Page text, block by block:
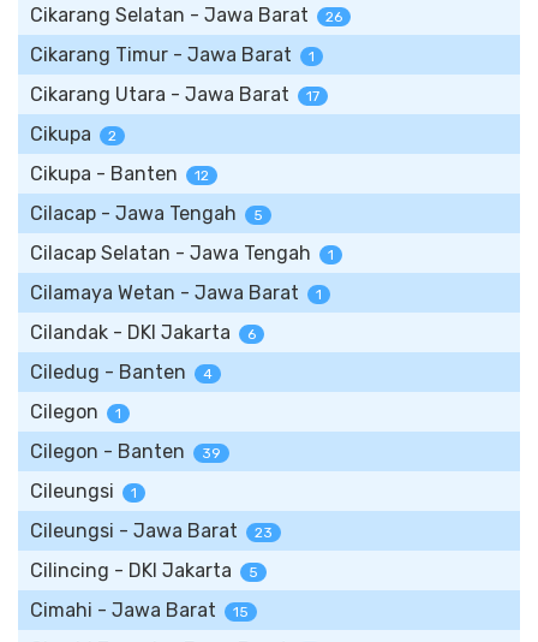
Cikarang Selatan - Jawa Barat 26
Cikarang Timur - Jawa Barat 1
Cikarang Utara - Jawa Barat 17
Cikupa 2
Cikupa - Banten 12
Cilacap - Jawa Tengah 5
Cilacap Selatan - Jawa Tengah 1
Cilamaya Wetan - Jawa Barat 1
Cilandak - DKI Jakarta 6
Ciledug - Banten 4
Cilegon 1
Cilegon - Banten 39
Cileungsi 1
Cileungsi - Jawa Barat 23
Cilincing - DKI Jakarta 5
Cimahi - Jawa Barat 15